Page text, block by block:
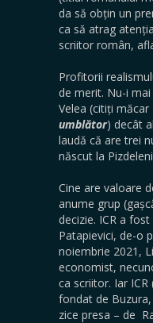
da să obțin un
ca să atrag
scriitor român,
Profitorii
de merit. Nu-i
Velea (citiți măcar
umblător) decât
laudă că are trei
născut la
Cine are valoare
anume grup
decizie. ICR a
Patapievici, de-o
noiembrie 2021,
economist,
ca scriitor. Iar
fondat de
zice presa – de